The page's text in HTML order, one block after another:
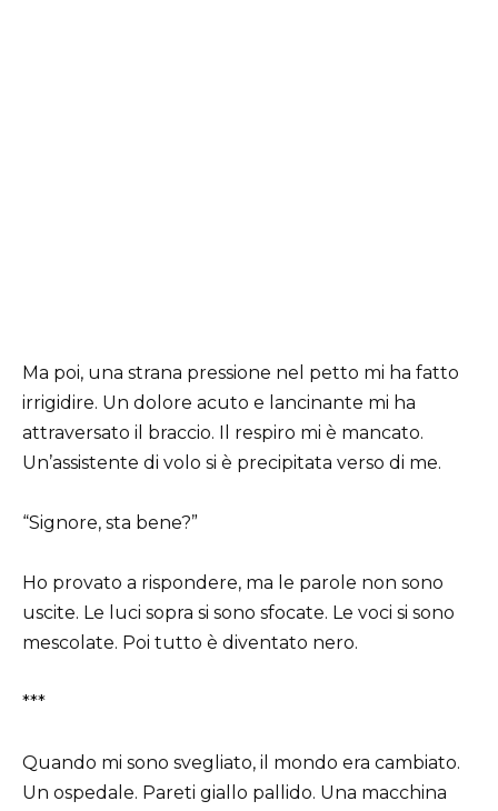
Ma poi, una strana pressione nel petto mi ha fatto
irrigidire. Un dolore acuto e lancinante mi ha
attraversato il braccio. Il respiro mi è mancato.
Un’assistente di volo si è precipitata verso di me.
“Signore, sta bene?”
Ho provato a rispondere, ma le parole non sono
uscite. Le luci sopra si sono sfocate. Le voci si sono
mescolate. Poi tutto è diventato nero.
***
Quando mi sono svegliato, il mondo era cambiato.
Un ospedale. Pareti giallo pallido. Una macchina